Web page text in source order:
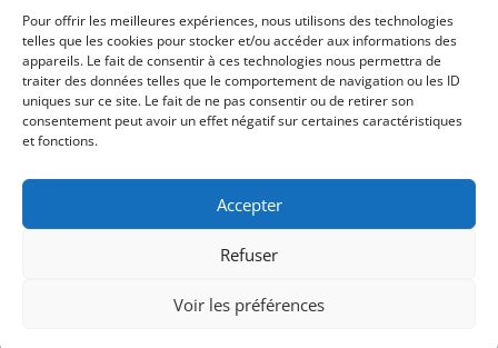
Pour offrir les meilleures expériences, nous utilisons des technologies
telles que les cookies pour stocker et/ou accéder aux informations des
appareils. Le fait de consentir à ces technologies nous permettra de
traiter des données telles que le comportement de navigation ou les ID
uniques sur ce site. Le fait de ne pas consentir ou de retirer son
consentement peut avoir un effet négatif sur certaines caractéristiques
et fonctions.
Accepter
Refuser
Voir les préférences
Mairie de Brion
Mairie de Fontaine-Guérin
Mairie de Saint-Georges-du-Bois
CONTACT
Politique de confidentialité•Accessibilité partiellement